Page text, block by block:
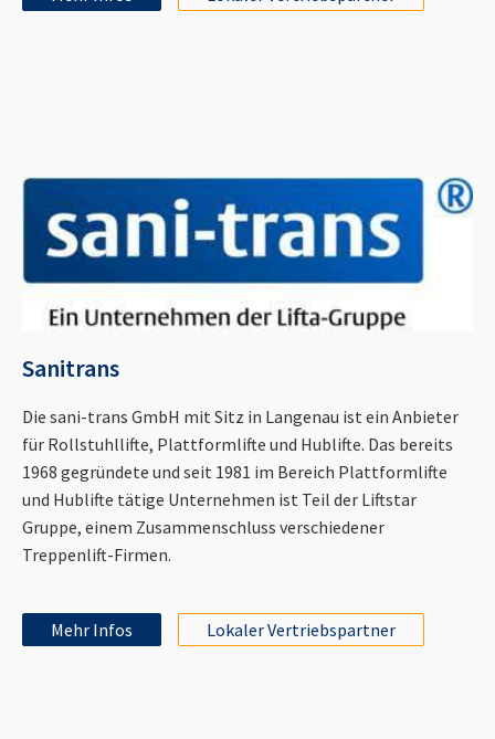
Sanitrans
Die sani-trans GmbH mit Sitz in Langenau ist ein Anbieter
für Rollstuhllifte, Plattformlifte und Hublifte. Das bereits
1968 gegründete und seit 1981 im Bereich Plattformlifte
und Hublifte tätige Unternehmen ist Teil der Liftstar
Gruppe, einem Zusammenschluss verschiedener
Treppenlift-Firmen.
Mehr Infos Lokaler Vertriebspartner